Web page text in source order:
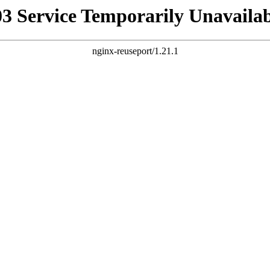
Service Temporarily
nginx-reuseport/1.21.1